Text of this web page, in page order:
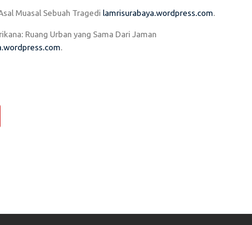
Muasal Sebuah Tragedi lamrisurabaya.wordpress.com.
Ruang Urban yang Sama Dari Jaman
.